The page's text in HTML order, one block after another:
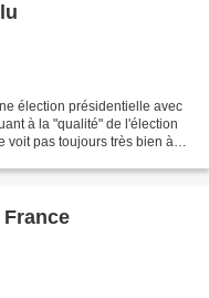
élection présidentielle avec
à la "qualité" de l'élection
voit pas toujours très bien à